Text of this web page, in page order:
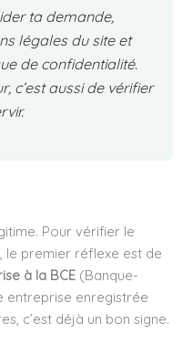
ta demande,
légales du site et
de confidentialité.
c’est aussi de vérifier
Pour vérifier le
le premier réflexe est de
à la BCE (Banque-
entreprise enregistrée
c’est déjà un bon signe.